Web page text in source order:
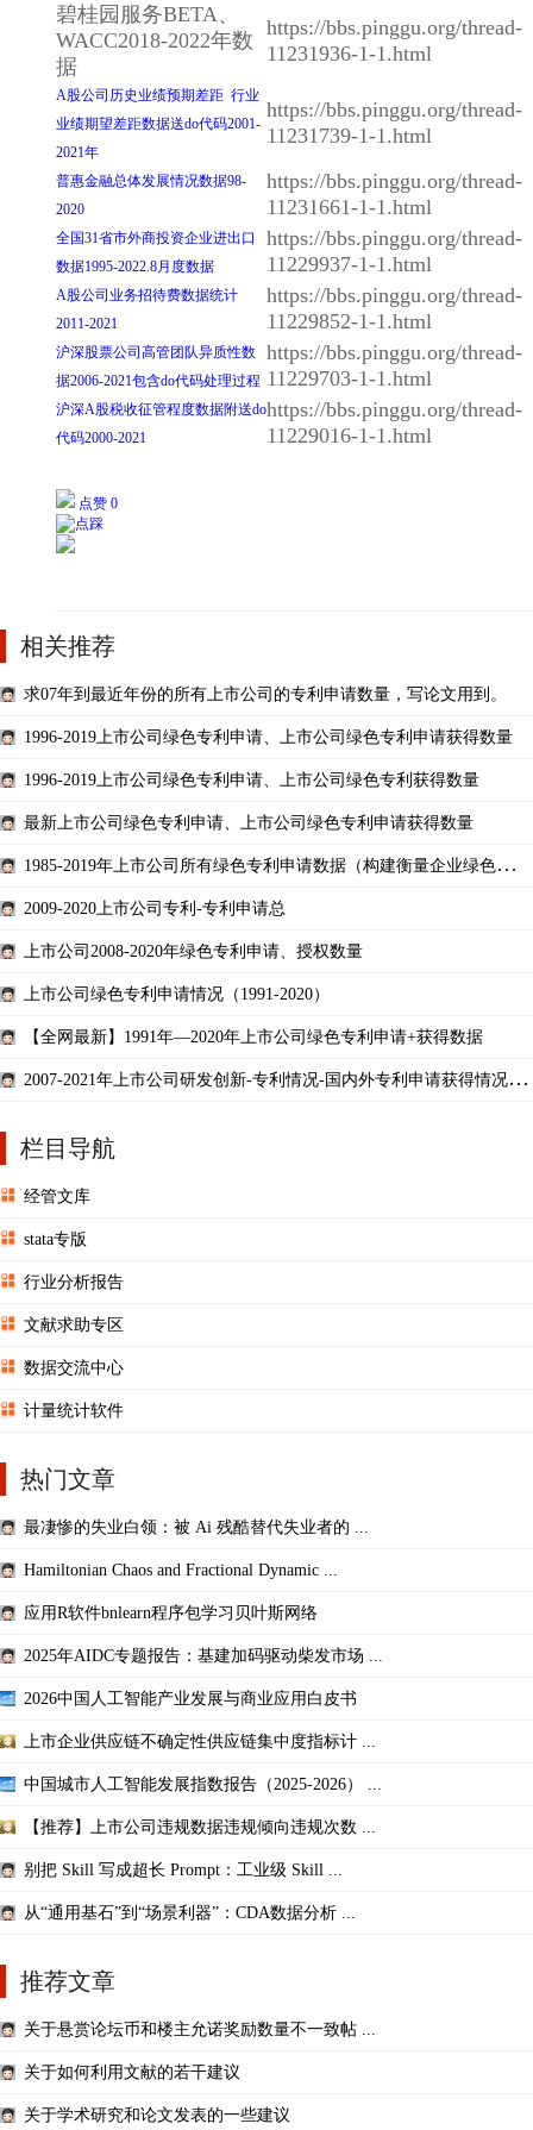
碧桂园服务BETA、
WACC2018-2022年数
据
https://bbs.pinggu.org/thread-
11231936-1-1.html
A股公司历史业绩预期差距 行业
业绩期望差距数据送do代码2001-
2021年
https://bbs.pinggu.org/thread-
11231739-1-1.html
普惠金融总体发展情况数据98-
2020
https://bbs.pinggu.org/thread-
11231661-1-1.html
全国31省市外商投资企业进出口
数据1995-2022.8月度数据
https://bbs.pinggu.org/thread-
11229937-1-1.html
A股公司业务招待费数据统计
2011-2021
https://bbs.pinggu.org/thread-
11229852-1-1.html
沪深股票公司高管团队异质性数
据2006-2021包含do代码处理过程
https://bbs.pinggu.org/thread-
11229703-1-1.html
沪深A股税收征管程度数据附送do
代码2000-2021
https://bbs.pinggu.org/thread-
11229016-1-1.html
点赞 0
相关推荐
求07年到最近年份的所有上市公司的专利申请数量，写论文用到。
1996-2019上市公司绿色专利申请、上市公司绿色专利申请获得数量
1996-2019上市公司绿色专利申请、上市公司绿色专利获得数量
最新上市公司绿色专利申请、上市公司绿色专利申请获得数量
1985-2019年上市公司所有绿色专利申请数据（构建衡量企业绿色创新
2009-2020上市公司专利-专利申请总​
上市公司2008-2020年绿色专利申请、授权数量
上市公司绿色专利申请情况（1991-2020）
【全网最新】1991年—2020年上市公司绿色专利申请+获得数据
2007-2021年上市公司研发创新-专利情况-国内外专利申请获得情况
栏目导航
经管文库
stata专版
行业分析报告
文献求助专区
数据交流中心
计量统计软件
热门文章
最凄惨的失业白领：被 Ai 残酷替代失业者的 ...
Hamiltonian Chaos and Fractional Dynamic ...
应用R软件bnlearn程序包学习贝叶斯网络
2025年AIDC专题报告：基建加码驱动柴发市场 ...
2026中国人工智能产业发展与商业应用白皮书
上市企业供应链不确定性供应链集中度指标计 ...
中国城市人工智能发展指数报告（2025-2026） ...
【推荐】上市公司违规数据违规倾向违规次数 ...
别把 Skill 写成超长 Prompt：工业级 Skill ...
从“通用基石”到“场景利器”：CDA数据分析 ...
推荐文章
关于悬赏论坛币和楼主允诺奖励数量不一致帖 ...
关于如何利用文献的若干建议
关于学术研究和论文发表的一些建议